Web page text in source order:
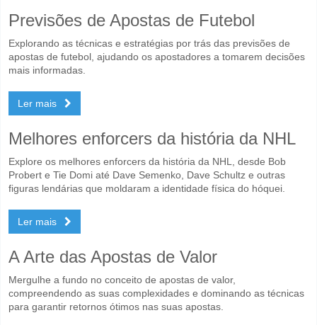
Previsões de Apostas de Futebol
Explorando as técnicas e estratégias por trás das previsões de
apostas de futebol, ajudando os apostadores a tomarem decisões
mais informadas.
Ler mais
Melhores enforcers da história da NHL
Explore os melhores enforcers da história da NHL, desde Bob
Probert e Tie Domi até Dave Semenko, Dave Schultz e outras
figuras lendárias que moldaram a identidade física do hóquei.
Ler mais
A Arte das Apostas de Valor
Mergulhe a fundo no conceito de apostas de valor,
compreendendo as suas complexidades e dominando as técnicas
para garantir retornos ótimos nas suas apostas.